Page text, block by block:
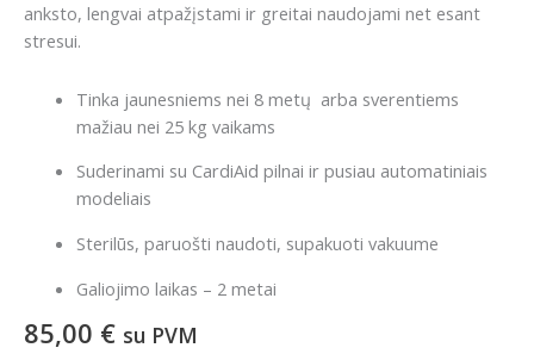
anksto, lengvai atpažįstami ir greitai naudojami net esant
stresui.
Tinka jaunesniems nei 8 metų arba sverentiems
mažiau nei 25 kg vaikams
Suderinami su CardiAid pilnai ir pusiau automatiniais
modeliais
Sterilūs, paruošti naudoti, supakuoti vakuume
Galiojimo laikas – 2 metai
85,00 € su PVM